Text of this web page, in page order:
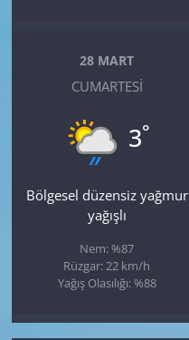
28 MART
CUMARTESI
3°
Bölgesel düzensiz yağmur
yağışlı
Nem: %87
Rüzgar: 22 km/h
Yağış Olasılığı: %88